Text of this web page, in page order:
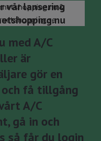
Teknik
Välkomna!
vår lansering
med A/C
är
gör en
och få tillgång
A/C
gå in och
så får du login